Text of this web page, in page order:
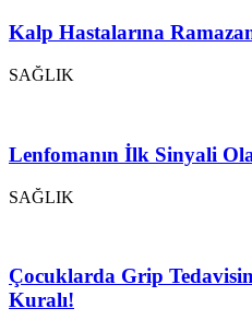
Kalp Hastalarına
SAĞLIK
Lenfomanın İlk Sinyali
SAĞLIK
Çocuklarda Grip
Kuralı!